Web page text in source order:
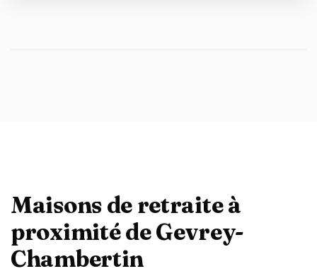
Maisons de retraite à
proximité de Gevrey-
Chambertin